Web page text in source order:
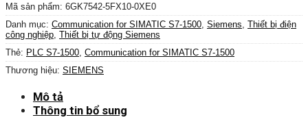
Mã sản phẩm: 6GK7542-5FX10-0XE0
Danh mục: Communication for SIMATIC S7-1500 Siemens Thiết bị điện
công nghiệp Thiết bị tự động Siemens
Thẻ: PLC S7-1500 Communication for SIMATIC S7-1500
Thương hiệu: SIEMENS
Mô tả
Thông tin bổ sung